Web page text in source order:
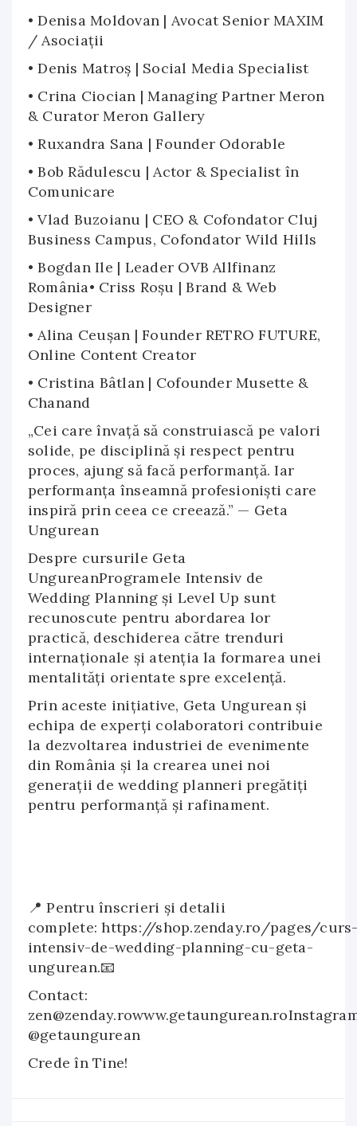
• Denisa Moldovan | Avocat Senior MAXIM
/ Asociații
• Denis Matroș | Social Media Specialist
• Crina Ciocian | Managing Partner Meron
& Curator Meron Gallery
• Ruxandra Sana | Founder Odorable
• Bob Rădulescu | Actor & Specialist în
Comunicare
• Vlad Buzoianu | CEO & Cofondator Cluj
Business Campus, Cofondator Wild Hills
• Bogdan Ile | Leader OVB Allfinanz
România• Criss Roșu | Brand & Web
Designer
• Alina Ceușan | Founder RETRO FUTURE,
Online Content Creator
• Cristina Bâtlan | Cofounder Musette &
Chanand
„Cei care învață să construiască pe valori
solide, pe disciplină și respect pentru
proces, ajung să facă performanță. Iar
performanța înseamnă profesioniști care
inspiră prin ceea ce creează.” — Geta
Ungurean
Despre cursurile Geta
UngureanProgramele Intensiv de
Wedding Planning și Level Up sunt
recunoscute pentru abordarea lor
practică, deschiderea către trenduri
internaționale și atenția la formarea unei
mentalități orientate spre excelență.
Prin aceste inițiative, Geta Ungurean și
echipa de experți colaboratori contribuie
la dezvoltarea industriei de evenimente
din România și la crearea unei noi
generații de wedding planneri pregătiți
pentru performanță și rafinament.
📍 Pentru înscrieri și detalii
complete: https://shop.zenday.ro/pages/
intensiv-de-wedding-planning-cu-geta-
ungurean.📧
Contact:
@getaungurean
Crede în Tine!